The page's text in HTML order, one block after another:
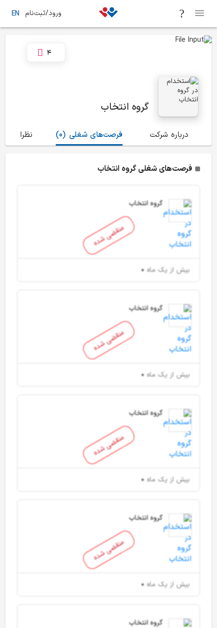
ورود/ثبت‌نام EN
گروه انتخاب
4
درباره شرکت (0) فرصت‌های شغلی نظرات
فرصت‌های شغلی گروه انتخاب
منقضی شده
گروه انتخاب
بیش از یک ماه
منقضی شده
گروه انتخاب
بیش از یک ماه
منقضی شده
گروه انتخاب
بیش از یک ماه
منقضی شده
گروه انتخاب
بیش از یک ماه
گروه انتخاب